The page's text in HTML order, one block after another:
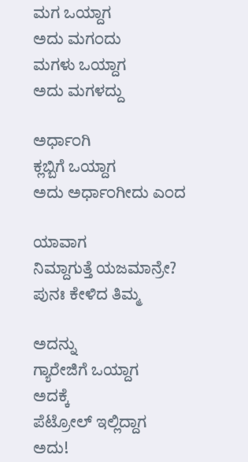
ಮಗ ಒಯ್ದಾಗ
ಅದು ಮಗಂದು
ಮಗಳು ಒಯ್ದಾಗ
ಅದು ಮಗಳದ್ದು
ಅರ್ಧಾಂಗಿ
ಕ್ಲಬ್ಬಿಗೆ ಒಯ್ದಾಗ
ಅದು ಅರ್ಧಾಂಗೀದು ಎಂದ
ಯಾವಾಗ
ನಿಮ್ದಾಗುತ್ತೆ ಯಜಮಾನ್ರೇ?
ಪುನಃ ಕೇಳಿದ ತಿಮ್ಮ
ಅದನ್ನು
ಗ್ಯಾರೇಜಿಗೆ ಒಯ್ದಾಗ
ಅದಕ್ಕೆ
ಪೆಟ್ರೋಲ್‌ ಇಲ್ಲಿದ್ದಾಗ
ಅದು!